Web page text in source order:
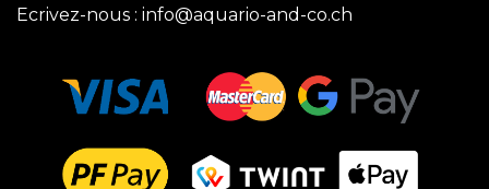
Ecrivez-nous : info@aquario-and-co.ch